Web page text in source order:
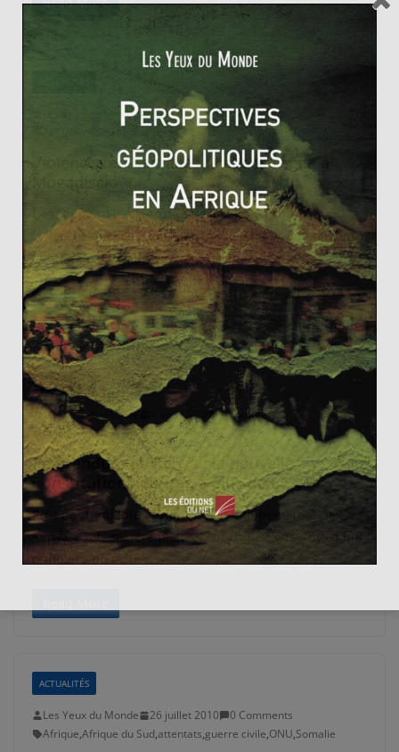
Les Yeux du Monde 25 août 2010
0 Comments
terrorisme
Violences en Somalie : le chaos règne à
Mogadiscio
C’est aujourd’hui le troisième jour consécutif de
violences qui secouent toujours le pays et notamment
la capitale, Mogadiscio. Ces affrontements
Read More
ACTUALITÉS
Les Yeux du Monde 6 août 2010
0 Comments
Obama,Somalie,Union Européenne
Référendum au Kenya : la nouvelle
Constitution adoptée à plus de 67%
Près de cinquante ans après son indépendance, le
Kenya a voté mercredi en faveur d’une Constitution qui
remplace un texte
ACTUALITÉS
Les Yeux du Monde 26 juillet 2010
0 Comments
Afrique,Afrique du Sud,attentats,guerre civile,ONU,Somalie